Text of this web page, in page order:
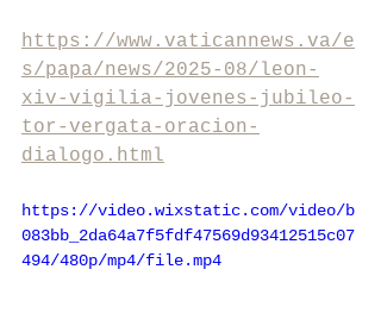
https://www.vaticannews.va/e
s/papa/news/2025-08/leon-
xiv-vigilia-jovenes-jubileo-
tor-vergata-oracion-
dialogo.html
https://video.wixstatic.com/video/b
083bb_2da64a7f5fdf47569d93412515c07
494/480p/mp4/file.mp4